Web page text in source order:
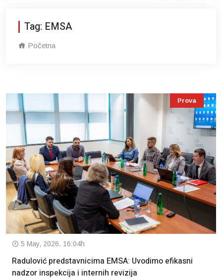
Tag: EMSA
Početna
Prova
5 May, 2026. 16:04h
Radulović predstavnicima EMSA: Uvodimo efikasni
nadzor inspekcija i internih revizija